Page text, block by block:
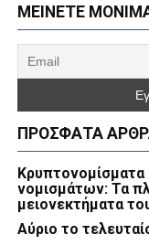
ΜΕΊΝΕΤΕ
ΠΡΌΣΦΑΤΑ
Κρυπτονομίσματα
νομισμάτων: Τα
μειονεκτήματα
Αύριο το